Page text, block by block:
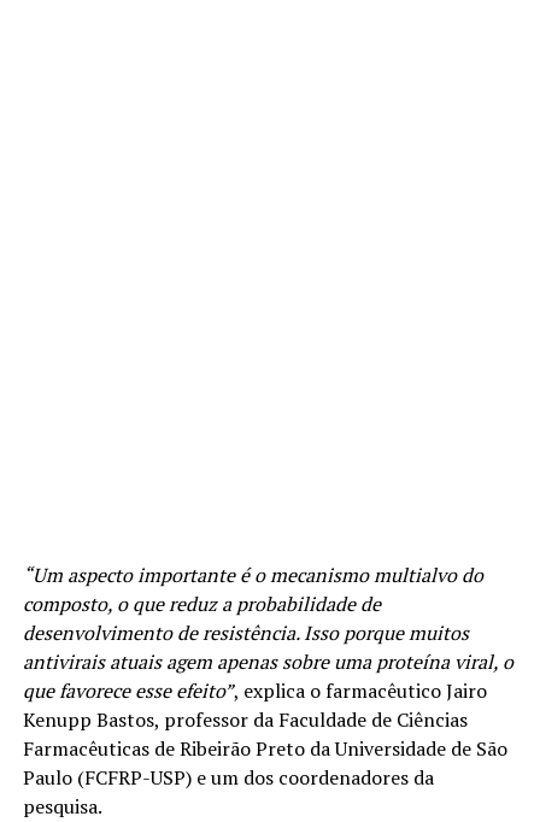
“Um aspecto importante é o mecanismo multialvo do
composto, o que reduz a probabilidade de
desenvolvimento de resistência. Isso porque muitos
antivirais atuais agem apenas sobre uma proteína viral, o
que favorece esse efeito”, explica o farmacêutico Jairo
Kenupp Bastos, professor da Faculdade de Ciências
Farmacêuticas de Ribeirão Preto da Universidade de São
Paulo (FCFRP-USP) e um dos coordenadores da
pesquisa.